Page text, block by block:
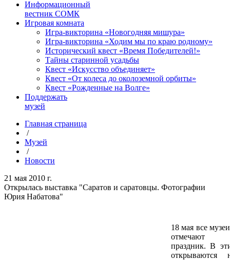
Информационный
вестник СОМК
Игровая комната
Игра-викторина «Новогодняя мишура»
Игра-викторина «Ходим мы по краю родному»
Исторический квест «Время Победителей!»
Тайны старинной усадьбы
Квест «Искусство объединяет»
Квест «От колеса до околоземной орбиты»
Квест «Рожденные на Волге»
Поддержать
музей
Главная страница
/
Музей
/
Новости
21 мая 2010 г.
Открылась выставка "Саратов и саратовцы. Фотографии
Юрия Набатова"
18 мая все
отмечают
праздник. В
открываются